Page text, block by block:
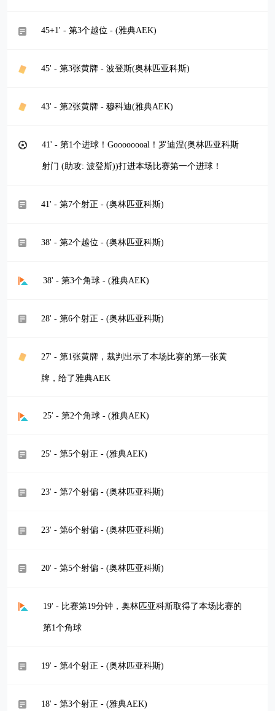
45+1' - 第3个越位 - (雅典AEK)
45' - 第3张黄牌 - 波登斯(奥林匹亚科斯)
43' - 第2张黄牌 - 穆科迪(雅典AEK)
41' - 第1个进球！Goooooooal！罗迪涅(奥林匹亚科斯
射门 (助攻: 波登斯))打进本场比赛第一个进球！
41' - 第7个射正 - (奥林匹亚科斯)
38' - 第2个越位 - (奥林匹亚科斯)
38' - 第3个角球 - (雅典AEK)
28' - 第6个射正 - (奥林匹亚科斯)
27' - 第1张黄牌，裁判出示了本场比赛的第一张黄
牌，给了雅典AEK
25' - 第2个角球 - (雅典AEK)
25' - 第5个射正 - (雅典AEK)
23' - 第7个射偏 - (奥林匹亚科斯)
23' - 第6个射偏 - (奥林匹亚科斯)
20' - 第5个射偏 - (奥林匹亚科斯)
19' - 比赛第19分钟，奥林匹亚科斯取得了本场比赛的
第1个角球
19' - 第4个射正 - (奥林匹亚科斯)
18' - 第3个射正 - (雅典AEK)